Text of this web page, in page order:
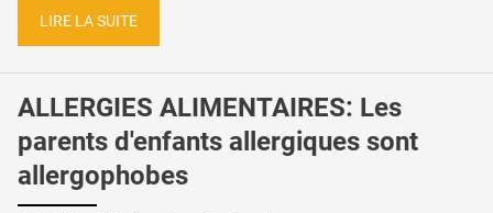
LIRE LA SUITE
ALLERGIES ALIMENTAIRES: Les
parents d'enfants allergiques sont
allergophobes